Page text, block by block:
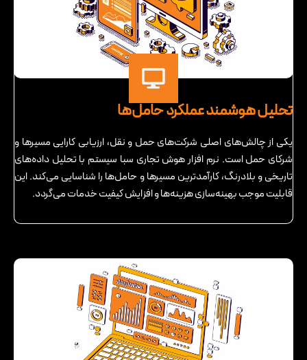
تحلیل هوشمند عملکرد حامل‌ها
یکی از چالش‌های اصلی شرکت‌های حمل و نقل، ارزیابی کارایی مسیرها و
شرکای حمل است. نرم ‌افزار هوش تجاری سبا سیستم با تحلیل داده‌های
تاریخی و بلادرنگ، کارآمدترین مسیرها و حامل‌ها را شناسایی می‌کند. این
قابلیت موجب بهینه‌سازی هزینه‌ها و افزایش کیفیت خدمات می‌گردد.